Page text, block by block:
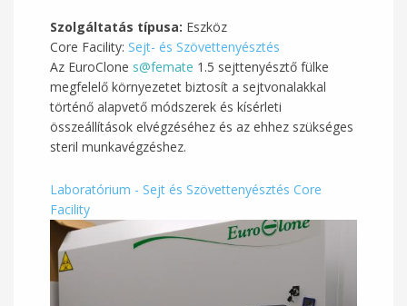
Szolgáltatás típusa: Eszköz
Core Facility: Sejt- és Szövettenyésztés
Az EuroClone s@femate 1.5 sejttenyésztő fülke
megfelelő környezetet biztosít a sejtvonalakkal
történő alapvető módszerek és kísérleti
összeállítások elvégzéséhez és az ehhez szükséges
steril munkavégzéshez.
Laboratórium - Sejt és Szövettenyésztés Core
Facility